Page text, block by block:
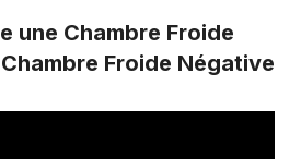
une Chambre Froide
Froide Négative